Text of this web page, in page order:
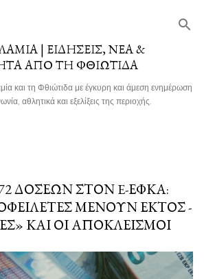
| ΕΙΔΉΣΕΙΣ, ΝΈΑ &
ΑΠΌ ΤΗ ΦΘΙΏΤΙΔΑ
και τη Φθιώτιδα με έγκυρη και άμεση ενημέρωση
αθλητικά και εξελίξεις της περιοχής.
ΔΌΣΕΩΝ ΣΤΟΝ E-ΕΦΚΑ:
ΜΈΝΟΥΝ ΕΚΤΌΣ -
ΚΑΙ ΟΙ ΑΠΟΚΛΕΙΣΜΟΊ